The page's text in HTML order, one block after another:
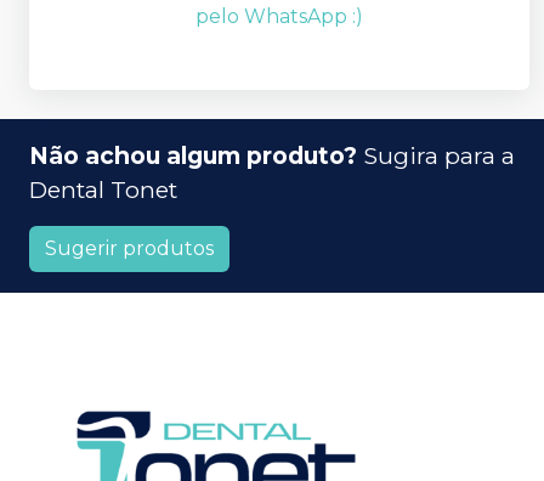
pelo WhatsApp :)
Não achou algum produto? Sugira para a
Dental Tonet
Sugerir produtos